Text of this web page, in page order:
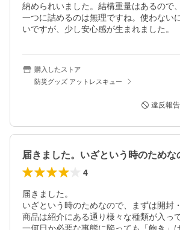
納められいました。結構重量はあるので
一つに詰めるのは無理ですね。使わない
いですが、少し安心感が生まれました。
購入したストア
防災グッズ アットレスキュー
違反報告
4
届きました。
いざという時のためなので、まずは開封
商品は紹介にある通り様々な種類が入っ